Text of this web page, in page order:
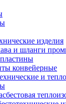
изделия
и шланги
конвейерные
и